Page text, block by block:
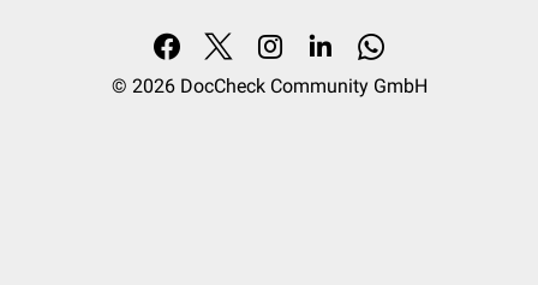
© 2026 DocCheck Community GmbH